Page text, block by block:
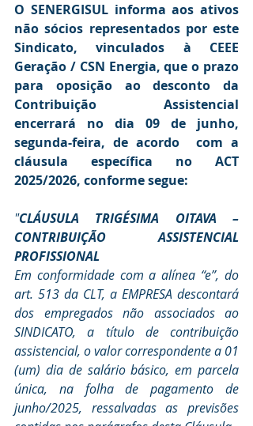
O SENERGISUL informa aos ativos
não sócios representados por este
Sindicato, vinculados à CEEE
Geração / CSN Energia, que o prazo
para oposição ao desconto da
Contribuição Assistencial
encerrará no dia 09 de junho,
segunda-feira, de acordo  com a
cláusula específica no ACT
2025/2026, conforme segue:
"CLÁUSULA TRIGÉSIMA OITAVA –
CONTRIBUIÇÃO ASSISTENCIAL
PROFISSIONAL
Em conformidade com a alínea “e”, do
art. 513 da CLT, a EMPRESA descontará
dos empregados não associados ao
SINDICATO, a título de contribuição
assistencial, o valor correspondente a 01
(um) dia de salário básico, em parcela
única, na folha de pagamento de
junho/2025, ressalvadas as previsões